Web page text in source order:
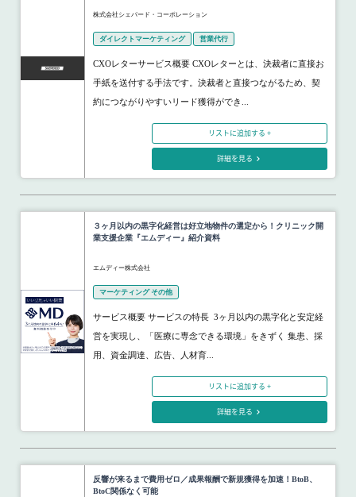
株式会社シェパード・コーポレーション
ダイレクトマーケティング 営業代行
CXOレターサービス概要 CXOレターとは、決裁者に直接お
手紙を送付する手法です。決裁者と直接つながるため、契
約につながりやすいリード獲得ができ...
リストに追加する +
詳細を見る
３ヶ月以内の黒字化経営は好立地物件の選定から！クリニック開
業支援企業『エムディー』紹介資料
エムディー株式会社
マーケティング その他
サービス概要 サービスの特長 3ヶ月以内の黒字化と安定経
営を実現し、「医療に専念できる環境」をきずく 集患、採
用、資金調達、広告、人材育...
リストに追加する +
詳細を見る
反響が来るまで費用ゼロ／成果報酬で新規獲得を加速！BtoB、
BtoC関係なく可能